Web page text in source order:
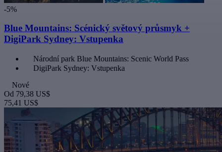
-5%
Blue Mountains: Scénický světový průsmyk +
DigiPark Sydney: Vstupenka
Národní park Blue Mountains: Scenic World Pass
DigiPark Sydney: Vstupenka
Nové
Od 79,38 US$
75,41 US$